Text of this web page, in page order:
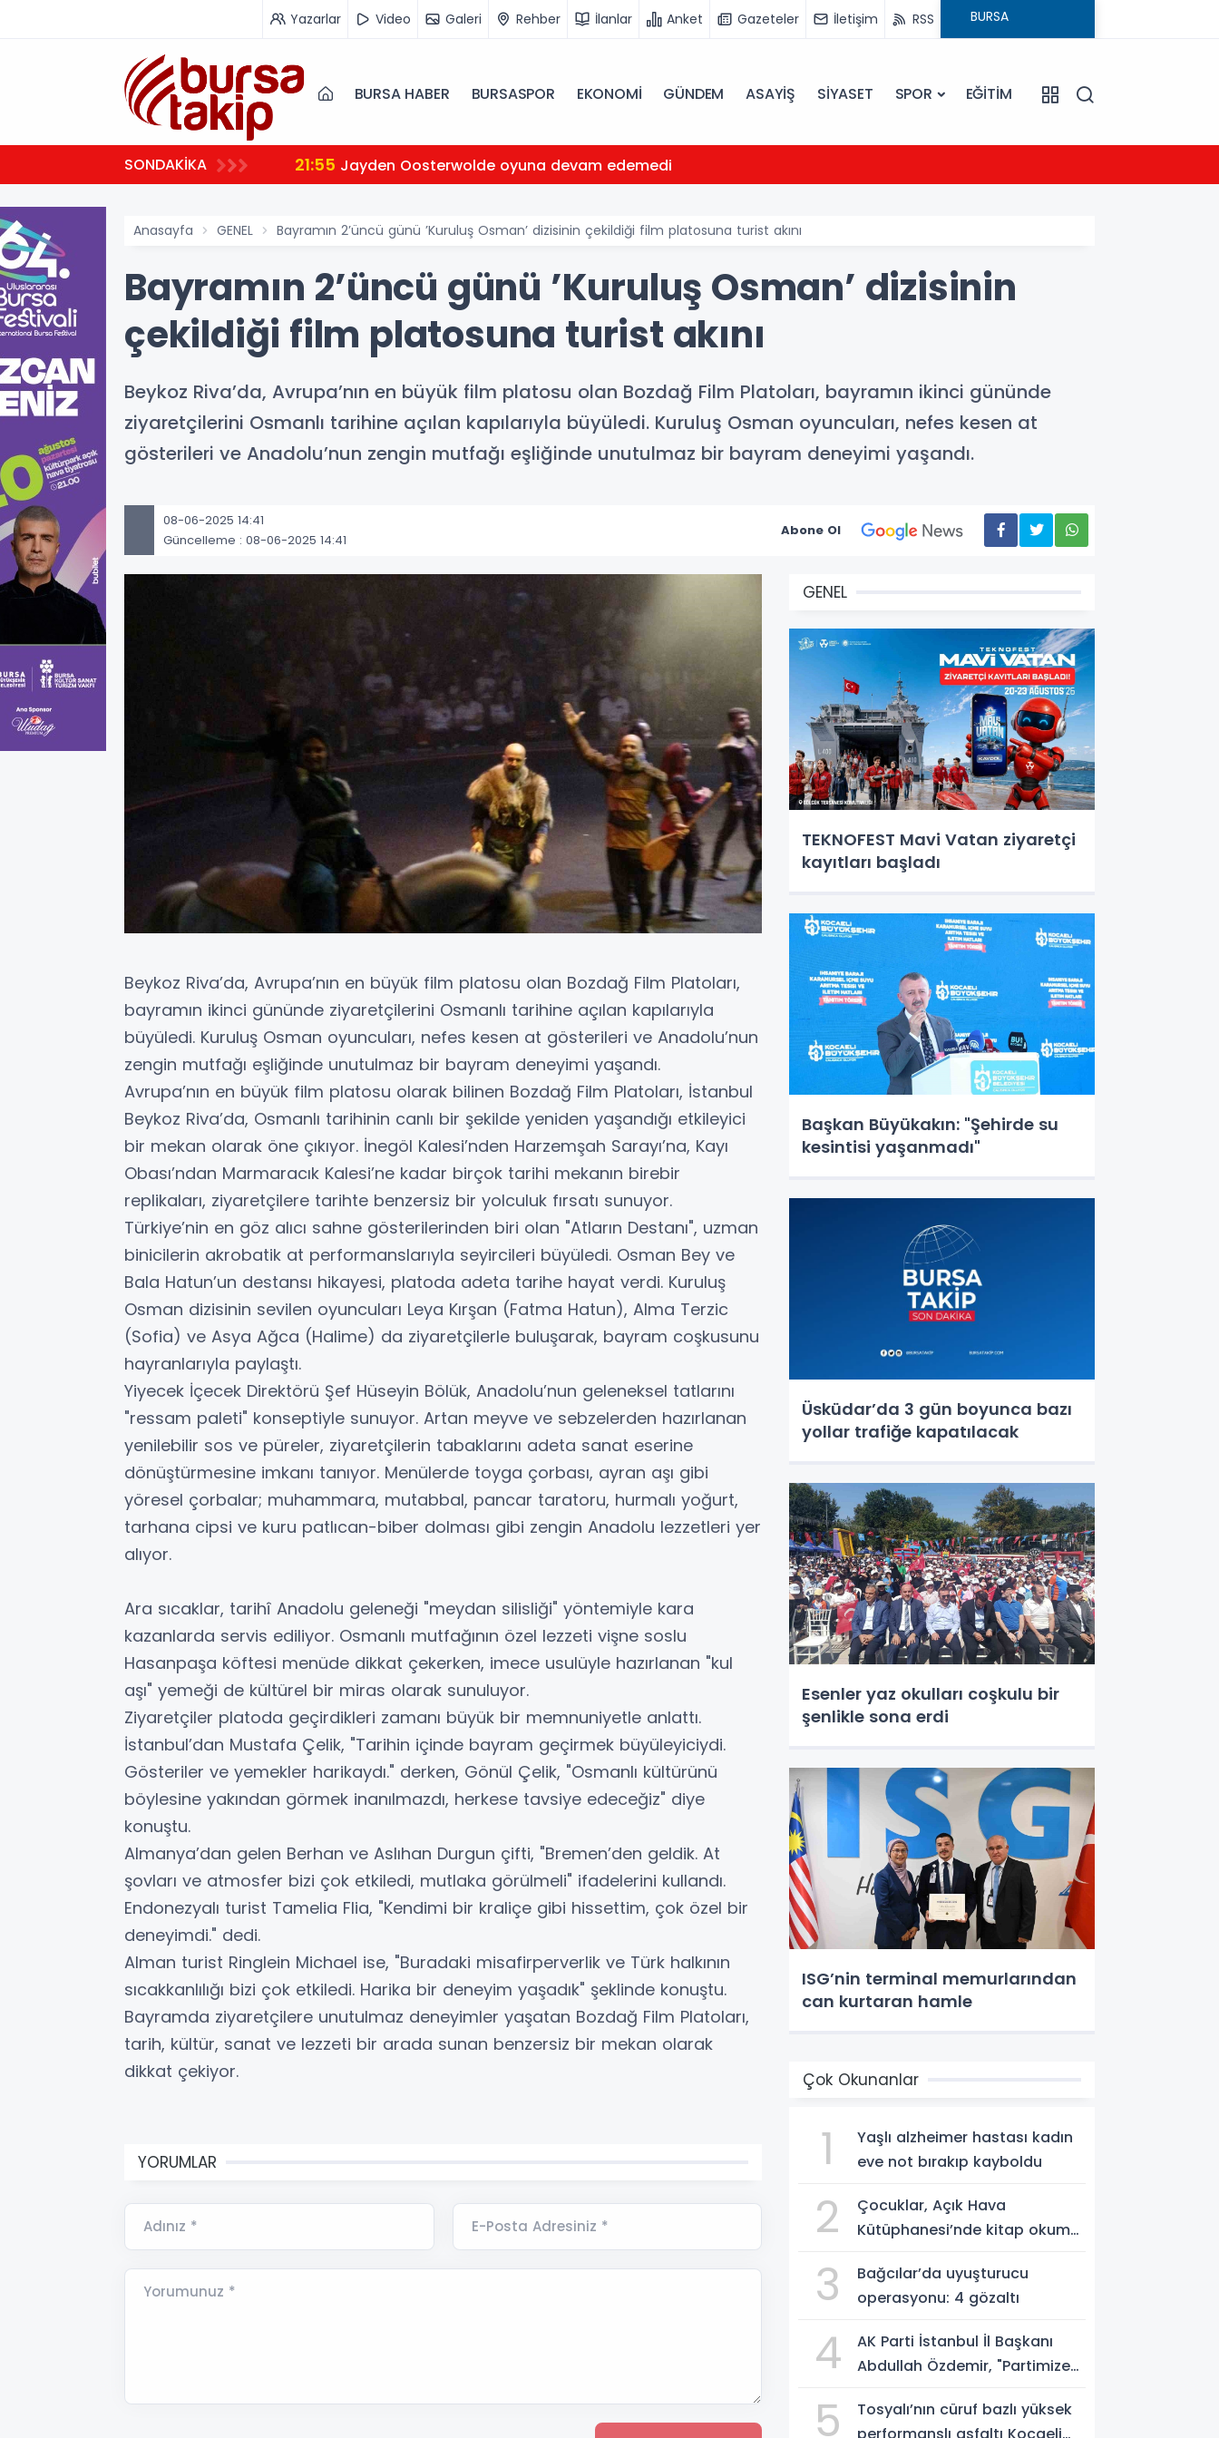
Yazarlar Video Galeri Rehber İlanlar Anket Gazeteler İletişim RSS
BURSA HABER BURSASPOR EKONOMİ GÜNDEM ASAYİŞ SİYASET SPOR EĞİTİM
SONDAKİKA 21:55 Jayden Oosterwolde oyuna devam edemedi
Anasayfa GENEL Bayramın 2’üncü günü ’Kuruluş Osman’ dizisinin çekildiği film platosuna turist akını
Bayramın 2’üncü günü ’Kuruluş Osman’ dizisinin
çekildiği film platosuna turist akını
Beykoz Riva’da, Avrupa’nın en büyük film platosu olan Bozdağ Film Platoları, bayramın ikinci gününde
ziyaretçilerini Osmanlı tarihine açılan kapılarıyla büyüledi. Kuruluş Osman oyuncuları, nefes kesen at
gösterileri ve Anadolu’nun zengin mutfağı eşliğinde unutulmaz bir bayram deneyimi yaşandı.
08-06-2025 14:41
Güncelleme : 08-06-2025 14:41
Abone Ol
Beykoz Riva’da, Avrupa’nın en büyük film platosu olan Bozdağ Film Platoları,
bayramın ikinci gününde ziyaretçilerini Osmanlı tarihine açılan kapılarıyla
büyüledi. Kuruluş Osman oyuncuları, nefes kesen at gösterileri ve Anadolu’nun
zengin mutfağı eşliğinde unutulmaz bir bayram deneyimi yaşandı.
Avrupa’nın en büyük film platosu olarak bilinen Bozdağ Film Platoları, İstanbul
Beykoz Riva’da, Osmanlı tarihinin canlı bir şekilde yeniden yaşandığı etkileyici
bir mekan olarak öne çıkıyor. İnegöl Kalesi’nden Harzemşah Sarayı’na, Kayı
Obası’ndan Marmaracık Kalesi’ne kadar birçok tarihi mekanın birebir
replikaları, ziyaretçilere tarihte benzersiz bir yolculuk fırsatı sunuyor.
Türkiye’nin en göz alıcı sahne gösterilerinden biri olan "Atların Destanı", uzman
binicilerin akrobatik at performanslarıyla seyircileri büyüledi. Osman Bey ve
Bala Hatun’un destansı hikayesi, platoda adeta tarihe hayat verdi. Kuruluş
Osman dizisinin sevilen oyuncuları Leya Kırşan (Fatma Hatun), Alma Terzic
(Sofia) ve Asya Ağca (Halime) da ziyaretçilerle buluşarak, bayram coşkusunu
hayranlarıyla paylaştı.
Yiyecek İçecek Direktörü Şef Hüseyin Bölük, Anadolu’nun geleneksel tatlarını
"ressam paleti" konseptiyle sunuyor. Artan meyve ve sebzelerden hazırlanan
yenilebilir sos ve püreler, ziyaretçilerin tabaklarını adeta sanat eserine
dönüştürmesine imkanı tanıyor. Menülerde toyga çorbası, ayran aşı gibi
yöresel çorbalar; muhammara, mutabbal, pancar taratoru, hurmalı yoğurt,
tarhana cipsi ve kuru patlıcan-biber dolması gibi zengin Anadolu lezzetleri yer
alıyor.
Ara sıcaklar, tarihî Anadolu geleneği "meydan silisliği" yöntemiyle kara
kazanlarda servis ediliyor. Osmanlı mutfağının özel lezzeti vişne soslu
Hasanpaşa köftesi menüde dikkat çekerken, imece usulüyle hazırlanan "kul
aşı" yemeği de kültürel bir miras olarak sunuluyor.
Ziyaretçiler platoda geçirdikleri zamanı büyük bir memnuniyetle anlattı.
İstanbul’dan Mustafa Çelik, "Tarihin içinde bayram geçirmek büyüleyiciydi.
Gösteriler ve yemekler harikaydı." derken, Gönül Çelik, "Osmanlı kültürünü
böylesine yakından görmek inanılmazdı, herkese tavsiye edeceğiz" diye
konuştu.
Almanya’dan gelen Berhan ve Aslıhan Durgun çifti, "Bremen’den geldik. At
şovları ve atmosfer bizi çok etkiledi, mutlaka görülmeli" ifadelerini kullandı.
Endonezyalı turist Tamelia Flia, "Kendimi bir kraliçe gibi hissettim, çok özel bir
deneyimdi." dedi.
Alman turist Ringlein Michael ise, "Buradaki misafirperverlik ve Türk halkının
sıcakkanlılığı bizi çok etkiledi. Harika bir deneyim yaşadık" şeklinde konuştu.
Bayramda ziyaretçilere unutulmaz deneyimler yaşatan Bozdağ Film Platoları,
tarih, kültür, sanat ve lezzeti bir arada sunan benzersiz bir mekan olarak
dikkat çekiyor.
YORUMLAR
Adınız * E-Posta Adresiniz *
Yorumunuz *
GENEL
TEKNOFEST Mavi Vatan ziyaretçi
kayıtları başladı
Başkan Büyükakın: "Şehirde su
kesintisi yaşanmadı"
Üsküdar’da 3 gün boyunca bazı
yollar trafiğe kapatılacak
Esenler yaz okulları coşkulu bir
şenlikle sona erdi
ISG’nin terminal memurlarından
can kurtaran hamle
Çok Okunanlar
1
Yaşlı alzheimer hastası kadın
eve not bırakıp kayboldu
2
Çocuklar, Açık Hava
Kütüphanesi’nde kitap okuma
3
Bağcılar’da uyuşturucu
operasyonu: 4 gözaltı
4
AK Parti İstanbul İl Başkanı
Abdullah Özdemir, "Partimize
değil, Türkiye’nin büyümesidir"
5
Tosyalı’nın cüruf bazlı yüksek